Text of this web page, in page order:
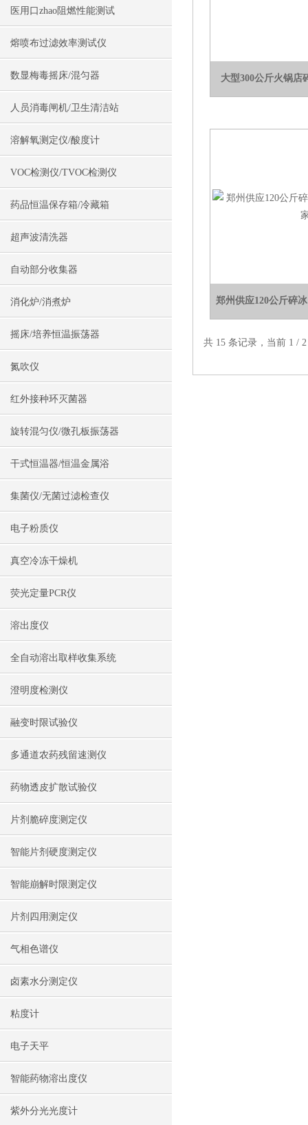
医用口zhao阻燃性能测试
熔喷布过滤效率测试仪
数显梅毒摇床/混匀器
人员消毒闸机/卫生清洁站
溶解氧测定仪/酸度计
VOC检测仪/TVOC检测仪
药品恒温保存箱/冷藏箱
超声波清洗器
自动部分收集器
消化炉/消煮炉
摇床/培养恒温振荡器
氮吹仪
红外接种环灭菌器
旋转混匀仪/微孔板振荡器
干式恒温器/恒温金属浴
集菌仪/无菌过滤检查仪
电子粉质仪
真空冷冻干燥机
荧光定量PCR仪
溶出度仪
全自动溶出取样收集系统
澄明度检测仪
融变时限试验仪
多通道农药残留速测仪
药物透皮扩散试验仪
片剂脆碎度测定仪
智能片剂硬度测定仪
智能崩解时限测定仪
片剂四用测定仪
气相色谱仪
卤素水分测定仪
粘度计
电子天平
智能药物溶出度仪
紫外分光光度计
大型300公斤火锅店
郑州供应120公斤碎
共 15 条记录，当前 1